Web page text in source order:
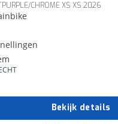
CHROME XS XS 2026
Bekijk details